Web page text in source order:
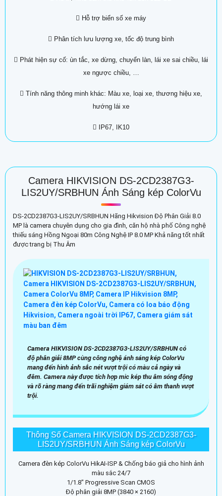
 Hỗ trợ biển số xe máy
 Phân tích lưu lượng xe, tốc độ trung bình
 Phát hiện sự cố: ùn tắc, xe dừng, chuyển làn, lái xe sai chiều, lái
xe ngược chiều, …
 Tính năng thông minh khác: Màu xe, loại xe, thương hiệu xe,
hướng lái xe
 IP67, IK10
Camera HIKVISION DS-2CD2387G3-
LIS2UY/SRBHUN Ánh Sáng kép ColorVu
DS-2CD2387G3-LIS2UY/SRBHUN Hãng Hikvision Độ Phân Giải 8.0
MP là camera chuyên dụng cho gia đình, căn hộ nhà phố Công nghệ
thiếu sáng Hồng Ngoại 80m Công Nghệ IP 8.0 MP Khả năng tốt nhất
được trang bị Thu Âm
Camera HIKVISION DS-2CD2387G3-LIS2UY/SRBHUN có
độ phân giải 8MP cùng công nghệ ánh sáng kép ColorVu
mang đến hình ảnh sắc nét vượt trội có màu cả ngày và
đêm. Camera này được tích hợp mic kép thu âm sóng động
và rõ ràng mang đến trãi nghiệm giám sát có âm thanh vượt
trội.
Thông Số Camera HIKVISION DS-2CD2387G3-
LIS2UY/SRBHUN Ánh Sáng kép ColorVu
Camera đèn kép ColorVu HikAI-ISP & Chống báo giả cho hình ảnh
màu sắc 24/7
1/1.8″ Progressive Scan CMOS
Độ phân giải 8MP (3840 × 2160)